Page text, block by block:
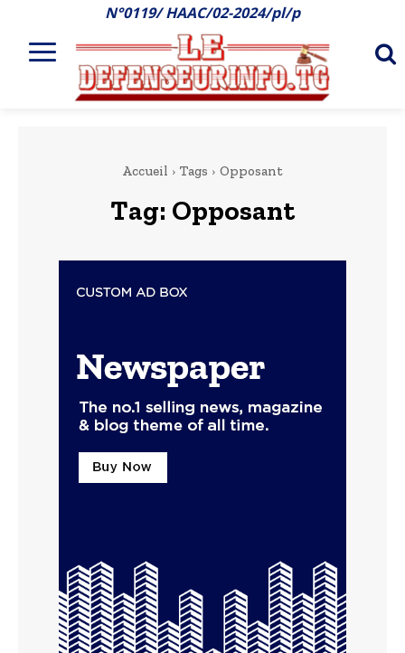
N°0119/ HAAC/02-2024/pl/p
Accueil Tags Opposant
Tag: Opposant